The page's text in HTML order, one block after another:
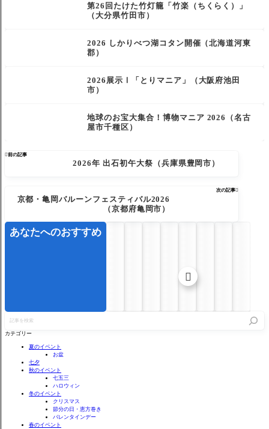
第26回たけた竹灯籠「竹楽（ちくらく）」
（大分県竹田市）
2026 しかりべつ湖コタン開催（北海道河東
郡）
2026展示Ⅰ「とりマニア」（大阪府池田
市）
地球のお宝大集合！博物マニア 2026（名古
屋市千種区）
前の記事
2026年 出石初午大祭（兵庫県豊岡市）
次の記事
京都・亀岡バルーンフェスティバル2026
（京都府亀岡市）
を
カテゴリー
夏のイベント
お盆
七夕
秋のイベント
七五三
ハロウィン
冬のイベント
クリスマス
節分の日・恵方巻き
バレンタインデー
春のイベント
あなたへのおすすめ
